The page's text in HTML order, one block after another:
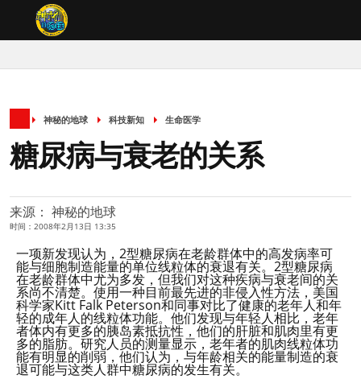
神秘的地球 科技新知 生命医学
糖尿病与衰老的关系
来源： 神秘的地球
时间：2008年2月13日 13:35
一项新发现认为，2型糖尿病在老龄群体中的高发病率可
能与细胞制造能量的单位线粒体的衰退有关。2型糖尿病
在老龄群体中尤为多发，但我们对这种疾病与衰老间的关
系尚不清楚。使用一种目前最先进的非侵入性方法，美国
科学家Kitt Falk Peterson和同事对比了健康的老年人和年
轻的成年人的线粒体功能。他们发现与年轻人相比，老年
者体内有更多的胰岛素抵抗性，他们的肝脏和肌肉里有更
多的脂肪。研究人员的测量显示，老年者的肌肉线粒体功
能有明显的削弱，他们认为，与年龄相关的能量制造的衰
退可能与这类人群中糖尿病的发生有关。